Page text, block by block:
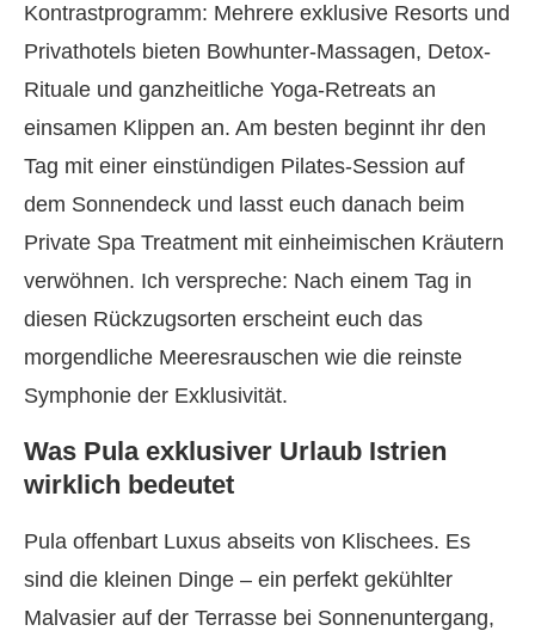
Kontrastprogramm: Mehrere exklusive Resorts und
Privathotels bieten Bowhunter-Massagen, Detox-
Rituale und ganzheitliche Yoga-Retreats an
einsamen Klippen an. Am besten beginnt ihr den
Tag mit einer einstündigen Pilates-Session auf
dem Sonnendeck und lasst euch danach beim
Private Spa Treatment mit einheimischen Kräutern
verwöhnen. Ich verspreche: Nach einem Tag in
diesen Rückzugsorten erscheint euch das
morgendliche Meeresrauschen wie die reinste
Symphonie der Exklusivität.
Was Pula exklusiver Urlaub Istrien
wirklich bedeutet
Pula offenbart Luxus abseits von Klischees. Es
sind die kleinen Dinge – ein perfekt gekühlter
Malvasier auf der Terrasse bei Sonnenuntergang,